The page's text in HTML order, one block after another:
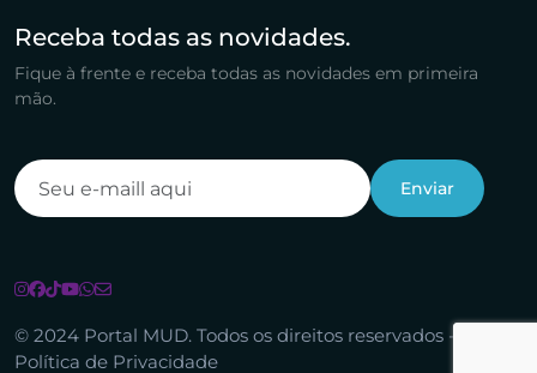
Receba todas as novidades.
Fique à frente e receba todas as novidades em primeira
mão.
© 2024 Portal MUD. Todos os direitos reservados -
Política de Privacidade